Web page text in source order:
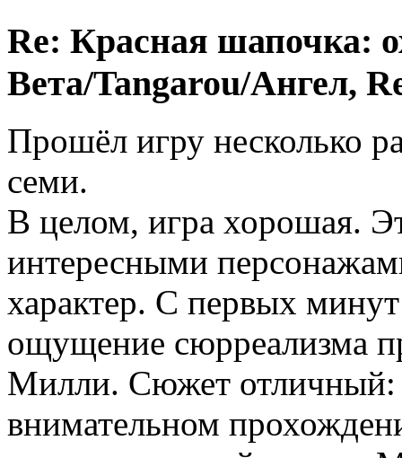
Re: Красная шапочка:
Вета/Tangarou/Ангел,
Прошёл игру несколько
семи.
В целом, игра хорошая.
интересными
характер. С первых
ощущение сюрреализма
Милли. Сюжет отличный:
внимательном